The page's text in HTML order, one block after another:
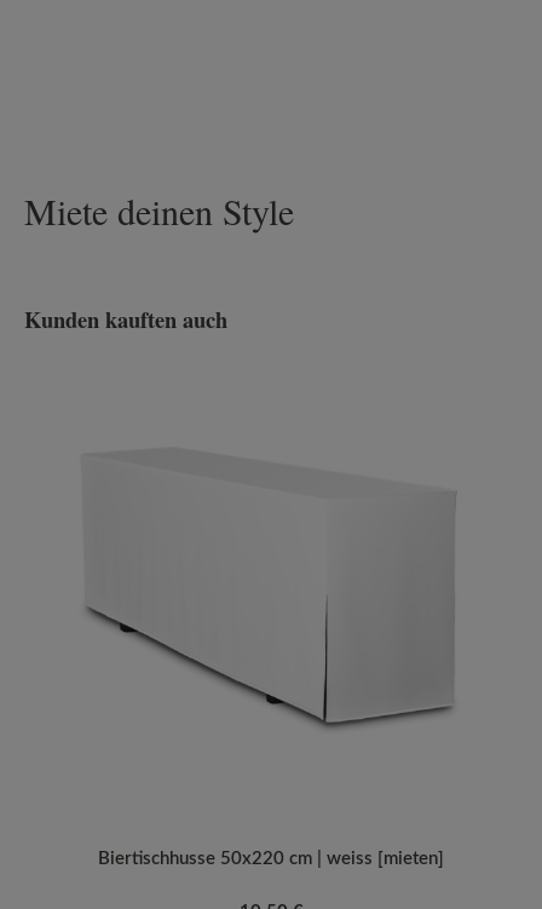
Miete deinen Style
Produktgalerie überspringen
Kunden kauften auch
Biertischhusse 50x220 cm | weiss [mieten]